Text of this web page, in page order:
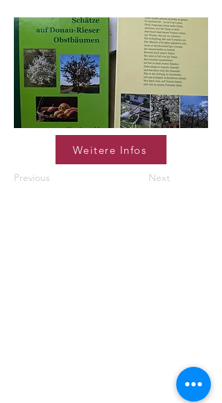
Weitere Infos
Previous Next